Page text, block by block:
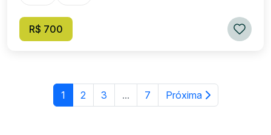
R$ 700
1 2 3 ... 7 Próxima